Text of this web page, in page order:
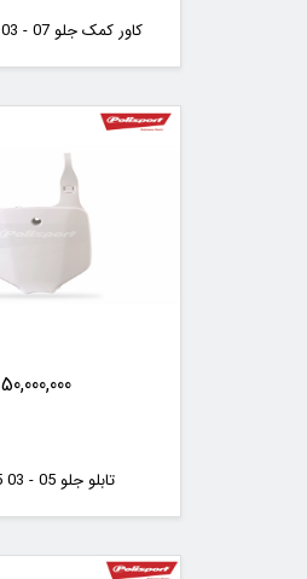
کاور کمک جلو KTM ALL 03 - 07
50,000,000
تابلو جلو RM 65 03 - 05